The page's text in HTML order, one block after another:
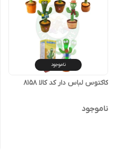
ناموجود
کاکتوس لباس دار کد کالا ۸۱۵۸
ناموجود